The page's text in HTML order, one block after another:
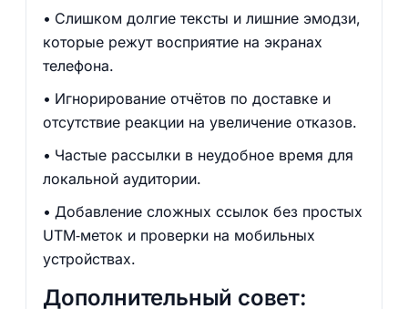
Слишком долгие тексты и лишние эмодзи,
которые режут восприятие на экранах
телефона.
Игнорирование отчётов по доставке и
отсутствие реакции на увеличение отказов.
Частые рассылки в неудобное время для
локальной аудитории.
Добавление сложных ссылок без простых
UTM‑меток и проверки на мобильных
устройствах.
Дополнительный совет: